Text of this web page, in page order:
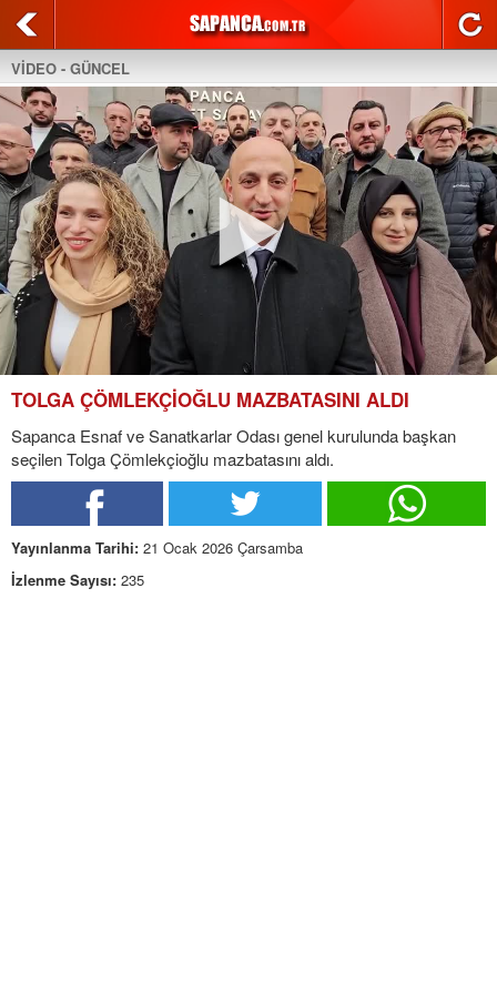
VİDEO - GÜNCEL
TOLGA ÇÖMLEKÇİOĞLU MAZBATASINI ALDI
Sapanca Esnaf ve Sanatkarlar Odası genel kurulunda başkan
seçilen Tolga Çömlekçioğlu mazbatasını aldı.
Yayınlanma Tarihi: 21 Ocak 2026 Çarsamba
İzlenme Sayısı: 235